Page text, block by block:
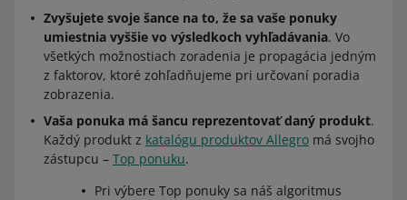
Zvyšujete svoje šance na to, že sa vaše ponuky
umiestnia vyššie vo výsledkoch vyhľadávania. Vo
všetkých možnostiach zoradenia je propagácia jedným
z faktorov, ktoré zohľadňujeme pri určovaní poradia
zobrazenia.
Vaša ponuka má šancu reprezentovať daný produkt.
Každý produkt z katalógu produktov Allegro má svojho
zástupcu – Top ponuku.
Pri výbere Top ponuky sa náš algoritmus